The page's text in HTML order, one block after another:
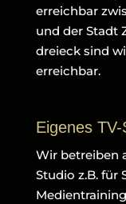
erreichbar
und der Stadt
dreieck sind
erreichbar.
Eigenes
Wir betreiben
Studio z.B. für